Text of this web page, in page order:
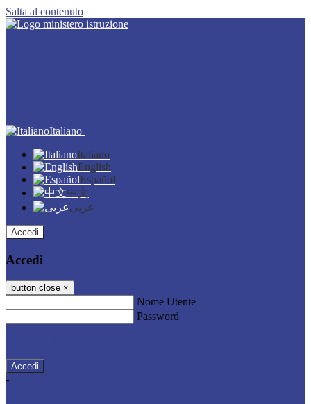
Salta al contenuto
Italiano
Italiano
English
Español
中文
عربى
Accedi
Accedi
button close ×
Nome Utente
Password
-